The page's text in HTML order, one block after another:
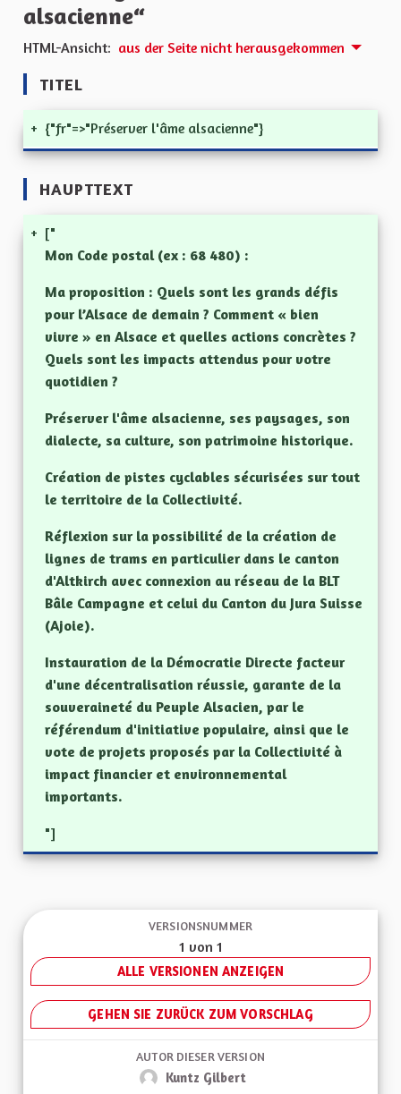
alsacienne“
HTML-Ansicht: aus der Seite nicht herausgekommen
TITEL
+ {"fr"=>"Préserver l'âme alsacienne"}
HAUPTTEXT
+ ["
Mon Code postal (ex : 68 480) :
Ma proposition : Quels sont les grands défis
pour l’Alsace de demain ? Comment « bien
vivre » en Alsace et quelles actions concrètes ?
Quels sont les impacts attendus pour votre
quotidien ?
Préserver l'âme alsacienne, ses paysages, son
dialecte, sa culture, son patrimoine historique.
Création de pistes cyclables sécurisées sur tout
le territoire de la Collectivité.
Réflexion sur la possibilité de la création de
lignes de trams en particulier dans le canton
d'Altkirch avec connexion au réseau de la BLT
Bâle Campagne et celui du Canton du Jura Suisse
(Ajoie).
Instauration de la Démocratie Directe facteur
d'une décentralisation réussie, garante de la
souveraineté du Peuple Alsacien, par le
référendum d'initiative populaire, ainsi que le
vote de projets proposés par la Collectivité à
impact financier et environnemental
importants.
"]
VERSIONSNUMMER
1 von 1
ALLE VERSIONEN ANZEIGEN
GEHEN SIE ZURÜCK ZUM VORSCHLAG
AUTOR DIESER VERSION
Kuntz Gilbert